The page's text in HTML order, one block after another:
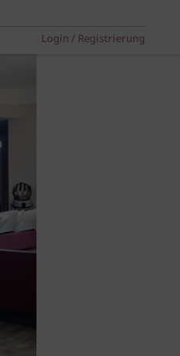
Login / Registrierung